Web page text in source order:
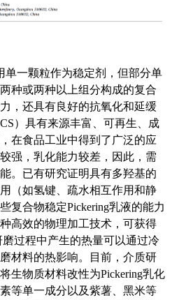
单一颗粒作为稳定剂，但部分单
种或两种以上组分构成的复合
，还具有良好的抗氧化和延缓
CS）具有来源丰富、可再生、成
在食品工业中得到了广泛的应
强，乳化能力较差，因此，需
。已有研究证明具有多羟基的
（如氢键、疏水相互作用和静
复合物稳定Pickering乳液的能力
高效的物理加工技术，可获得
过程中产生的热量可以通过冷
材料的热影响。目前，介质研
生物质材料改性为Pickering乳化
等单一成分以及紫薯、黑米等